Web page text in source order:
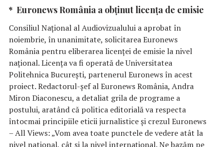
* Euronews România a obținut licența de emisie
Consiliul Național al Audiovizualului a aprobat în
noiembrie, în unanimitate, solicitarea Euronews
România pentru eliberarea licenței de emisie la nivel
național. Licența va fi operată de Universitatea
Politehnica București, partenerul Euronews în acest
proiect. Redactorul-șef al Euronews România, Andra
Miron Diaconescu, a detaliat grila de programe a
postului, aratând că politica editorială va respecta
întocmai principiile eticii jurnalistice și crezul Euronews
– All Views: „Vom avea toate punctele de vedere atât la
nivel national, cât şi la nivel internaţional. Ne bazăm pe